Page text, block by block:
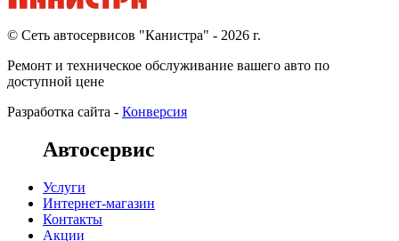
© Cеть автосервисов "Канистра" - 2026 г.
Ремонт и техническое обслуживание вашего авто по
доступной цене
Разработка сайта - Конверсия
Автосервис
Услуги
Интернет-магазин
Контакты
Акции